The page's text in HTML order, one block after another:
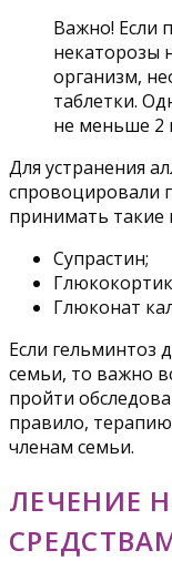
Важно! Если
некаторозы
организм,
таблетки.
не меньше 2
Для устранения
спровоцировали
принимать такие
Супрастин;
Глюконат
Если гельминтоз
семьи, то важно
пройти
правило,
членам семьи.
ЛЕЧЕНИЕ